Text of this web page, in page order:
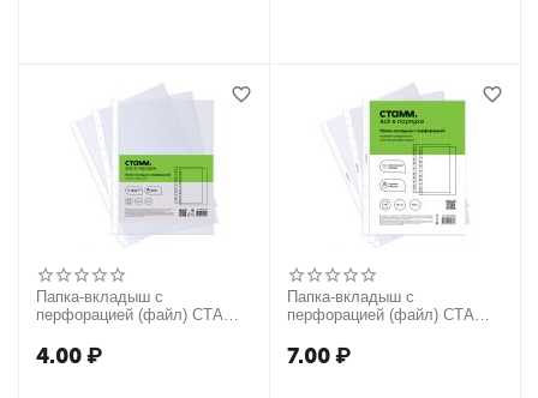
Папка-вкладыш с
перфорацией (файл) СТАММ
4.00₽
Папка-вкладыш с
перфорацией (файл) СТАММ
"Апельсиновая корка"
7.00₽